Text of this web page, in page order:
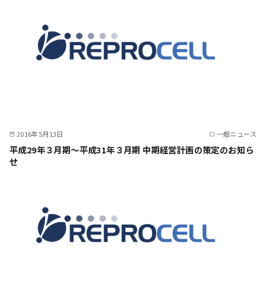
2016年5月13日 一般ニュース
平成29年３月期～平成31年３月期 中期経営計画の策定のお知ら
せ